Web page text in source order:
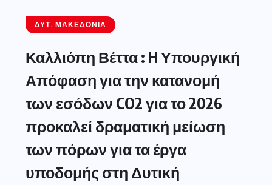
ΔΥΤ. ΜΑΚΕΔΟΝΊΑ
Καλλιόπη Βέττα : H Υπουργική
Απόφαση για την κατανομή
των εσόδων CO2 για το 2026
προκαλεί δραματική μείωση
των πόρων για τα έργα
υποδομής στη Δυτική